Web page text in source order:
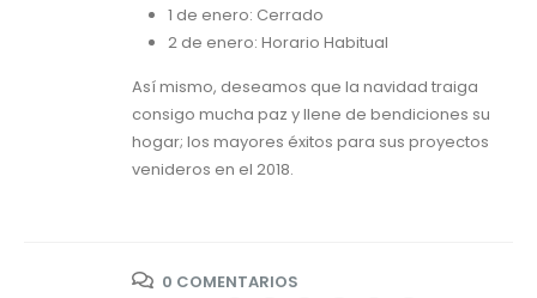
1 de enero: Cerrado
2 de enero: Horario Habitual
Así mismo, deseamos que la navidad traiga
consigo mucha paz y llene de bendiciones su
hogar; los mayores éxitos para sus proyectos
venideros en el 2018.
0 COMENTARIOS